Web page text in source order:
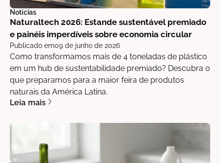
Notícias
Naturaltech 2026: Estande sustentável premiado
e painéis imperdíveis sobre economia circular
Publicado em09 de junho de 2026
Como transformamos mais de 4 toneladas de plástico
em um hub de sustentabilidade premiado? Descubra o
que preparamos para a maior feira de produtos
naturais da América Latina.
Leia mais